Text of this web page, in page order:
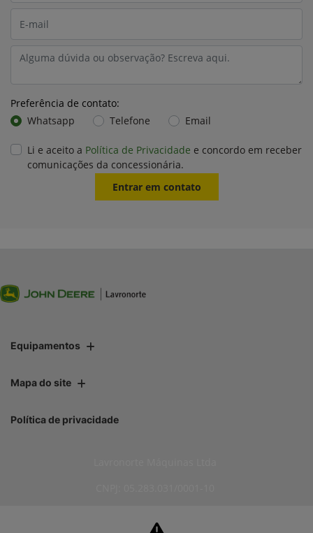
Preferência de contato:
Whatsapp
Telefone Email
Li e aceito a Política de Privacidade e concordo em receber
comunicações da concessionária.
Entrar em contato
Equipamentos
Mapa do site
Política de privacidade